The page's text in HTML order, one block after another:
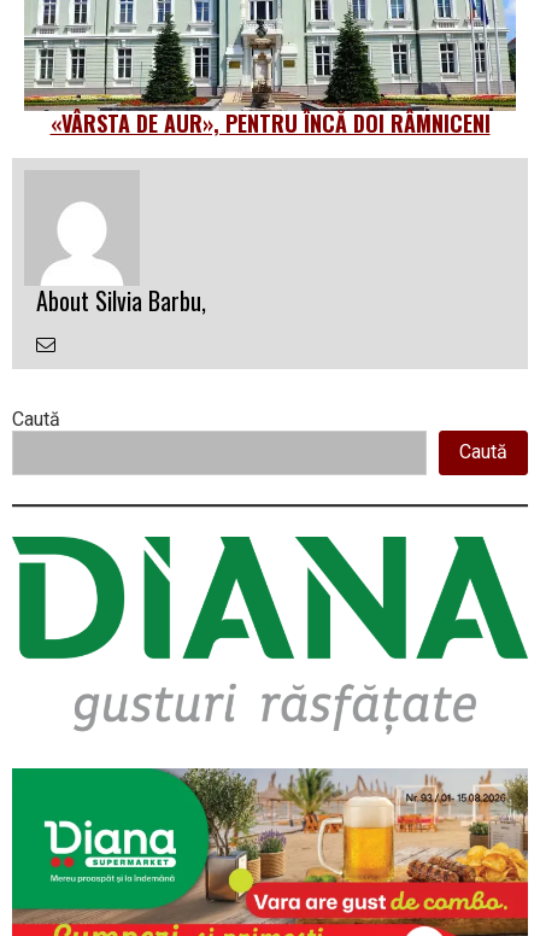
«VÂRSTA DE AUR», PENTRU ÎNCĂ DOI RÂMNICENI
About Silvia Barbu,
Email
Right
Asides
Caută
Caută